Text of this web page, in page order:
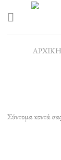
Σύντομα κοντά